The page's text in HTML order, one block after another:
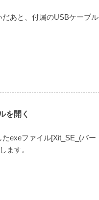
あと、付属のUSBケーブル
を開く
exeファイル[Xit_SE_(バー
ます。